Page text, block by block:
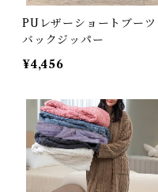
PUレザーショートブーツ
バックジッパー
¥4,456